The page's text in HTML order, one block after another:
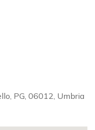
PG, 06012, Umbria